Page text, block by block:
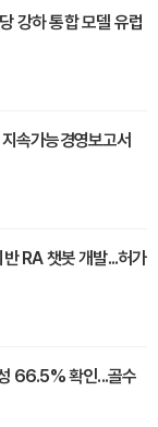
강하 통합 모델 유럽
속가능경영보고서
RA 챗봇 개발...허가
66.5% 확인...골수